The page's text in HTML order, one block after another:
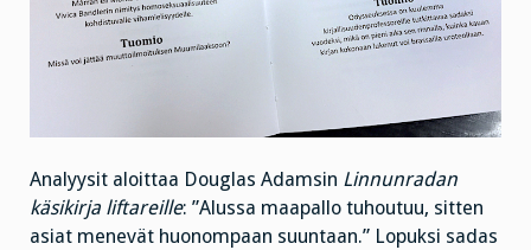
Analyysit aloittaa Douglas Adamsin Linnunradan
käsikirja liftareille: ”Alussa maapallo tuhoutuu, sitten
asiat menevät huonompaan suuntaan.” Lopuksi sadas